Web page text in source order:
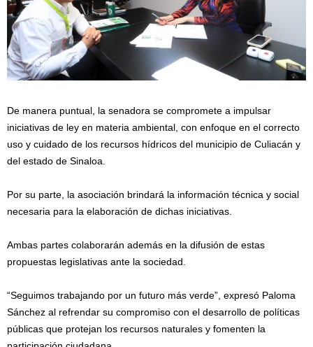
De manera puntual, la senadora se compromete a impulsar
iniciativas de ley en materia ambiental, con enfoque en el correcto
uso y cuidado de los recursos hídricos del municipio de Culiacán y
del estado de Sinaloa.
Por su parte, la asociación brindará la información técnica y social
necesaria para la elaboración de dichas iniciativas.
Ambas partes colaborarán además en la difusión de estas
propuestas legislativas ante la sociedad.
“Seguimos trabajando por un futuro más verde”, expresó Paloma
Sánchez al refrendar su compromiso con el desarrollo de políticas
públicas que protejan los recursos naturales y fomenten la